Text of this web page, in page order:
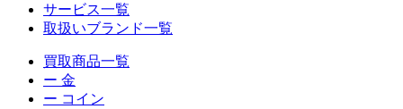
サービス一覧
取扱いブランド一覧
買取商品一覧
ー 金
ー コイン